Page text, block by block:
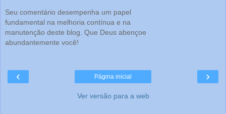
Seu comentário desempenha um papel
fundamental na melhoria contínua e na
manutenção deste blog. Que Deus abençoe
abundantemente você!
‹ ›
Página inicial
Ver versão para a web